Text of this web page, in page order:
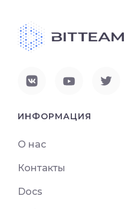
ИНФОРМАЦИЯ
О нас
Контакты
Docs